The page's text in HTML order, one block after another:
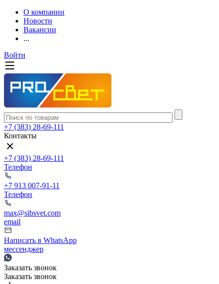
О компании
Новости
Вакансии
...
Войти
+7 (383) 28-69-111
Контакты
+7 (383) 28-69-111
Телефон
+7 913 007-91-11
Телефон
max@sibsvet.com
email
Написать в WhatsApp
мессенджер
Заказать звонок
Заказать звонок